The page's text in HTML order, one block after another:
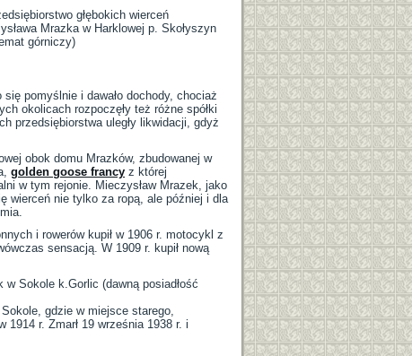
głębokich wierceń
Mrazka w Harklowej p. Skołyszyn
górniczy)
pomyślnie i dawało dochody, chociaż
okolicach rozpoczęły też różne spółki
przedsiębiorstwa uległy likwidacji, gdyż
obok domu Mrazków, zbudowanej w
golden goose francy z której
w tym rejonie. Mieczysław Mrazek, jako
wierceń nie tylko za ropą, ale później i dla
i rowerów kupił w 1906 r. motocykl z
sensacją. W 1909 r. kupił nową
w Sokole k.Gorlic (dawną posiadłość
gdzie w miejsce starego,
1914 r. Zmarł 19 września 1938 r. i